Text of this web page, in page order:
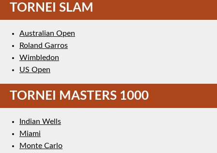
TORNEI SLAM
Australian Open
Roland Garros
Wimbledon
US Open
TORNEI MASTERS 1000
Indian Wells
Miami
Monte Carlo